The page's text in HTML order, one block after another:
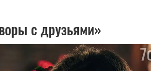
с друзьями»